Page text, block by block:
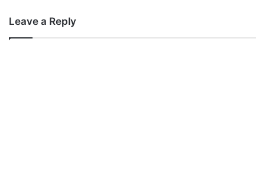
Leave a Reply